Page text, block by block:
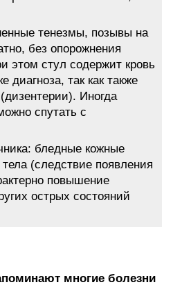
тенезмы, позывы на
без опорожнения
этом стул содержит кровь
диагноза, так как также
Иногда
спутать с
бледные кожные
(следствие появления
повышение
острых состояний
многие болезни